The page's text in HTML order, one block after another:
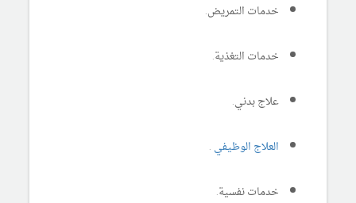
خدمات التمريض.
خدمات التغذية.
علاج بدني.
العلاج الوظيفي .
خدمات نفسية.